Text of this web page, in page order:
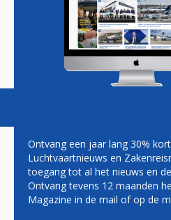
Magazine
CORENDON
BASIS IN
Ontvang een jaar lang 30%
Luchtvaartnieuws en
toegang tot al het nieuws en
Ontvang tevens 12 maanden
Magazine in de mail of op de